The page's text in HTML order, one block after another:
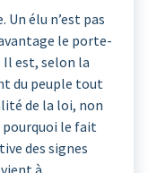
élu n’est pas
le porte-
Il est, selon la
du peuple tout
de la loi, non
pourquoi le fait
des signes
à